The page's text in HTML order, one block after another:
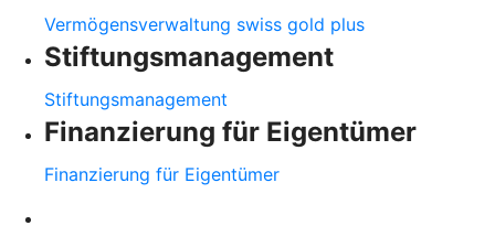
Vermögensverwaltung swiss gold plus
Stiftungsmanagement
Stiftungsmanagement
Finanzierung für Eigentümer
Finanzierung für Eigentümer